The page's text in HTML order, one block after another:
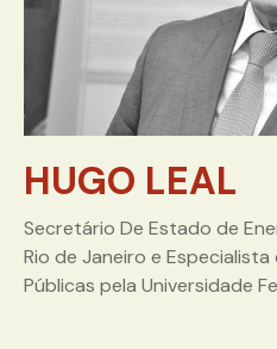
HUGO LEAL
Secretário De Estado de
Rio de Janeiro e
Públicas pela Universidade